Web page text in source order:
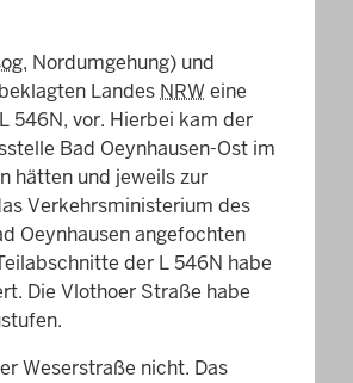
Nordumgehung) und
Landes NRWeine
546N, vor. Hierbei kam der
Bad Oeynhausen-Ost im
hätten und jeweils zur
Verkehrsministerium des
Oeynhausen angefochten
der L 546N habe
Die Vlothoer Straße habe
Weserstraße nicht. Das